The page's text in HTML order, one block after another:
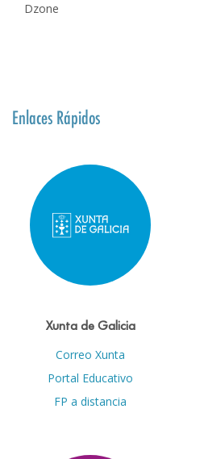
Dzone
Enlaces Rápidos
Xunta de Galicia
Correo Xunta
Portal Educativo
FP a distancia